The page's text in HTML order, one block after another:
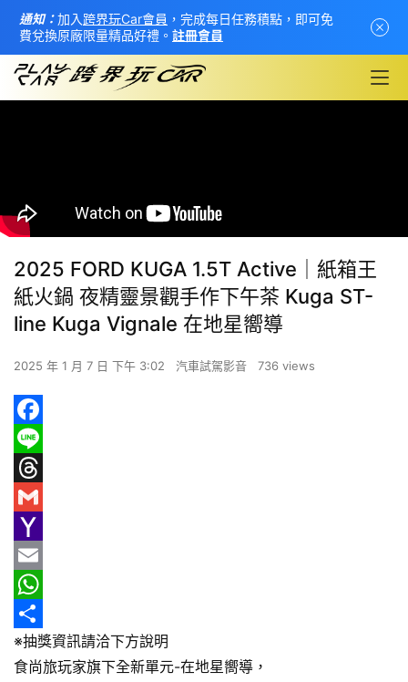
頁
新
車
情
報
車
輛
空
間
實
測
2025 FORD KUGA 1.5T Active│紙箱王
紙火鍋 夜精靈景觀手作下午茶 Kuga ST-
line Kuga Vignale 在地星嚮導
2025 年 1 月 7 日 下午 3:02 汽車試駕影音 736 views
F
a
c
b
o
o
k
L
e
T
r
e
a
d
s
G
m
a
l
Y
a
h
o
o
E
m
a
i
W
h
a
分
享
※抽獎資訊請洽下方說明
食尚旅玩家旗下全新單元-在地星嚮導，
通知：加入 跨界玩Car會員 ，完成每日任務積點，即可免
費兌換原廠限量精品好禮。 註冊會員